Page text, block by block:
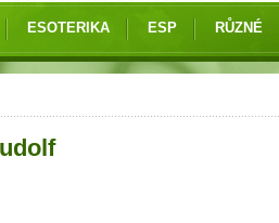
ESOTERIKA ESP RŮZNÉ